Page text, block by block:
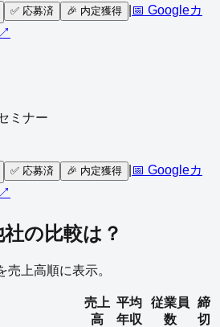
✅ 応募済 🎉 内定獲得
📅 Googleカ
ミナー
✅ 応募済 🎉 内定獲得
📅 Googleカ
の比較は？
売上高順に表示。
売上
高
平均
年収
従業員
数
締
切